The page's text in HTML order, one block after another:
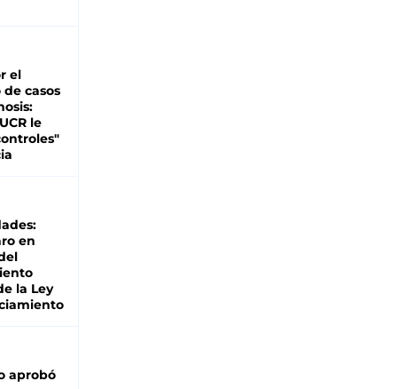
el
casos
le
en
la Ley
aprobó